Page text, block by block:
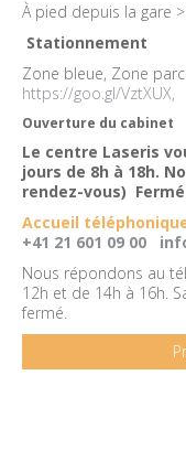
À pied depuis la gare
Stationnement
Zone bleue, Zone
https://goo.gl/VztXUX,
Ouverture du cabinet
Le centre Laseris
jours de 8h à 18h.
rendez-vous)
Accueil
+41 21 601 09 00
Nous répondons au
12h et de 14h à 16h.
fermé.